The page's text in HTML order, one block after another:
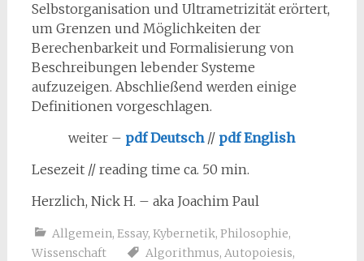
Selbstorganisation und Ultrametrizität erörtert,
um Grenzen und Möglichkeiten der
Berechenbarkeit und Formalisierung von
Beschreibungen lebender Systeme
aufzuzeigen. Abschließend werden einige
Definitionen vorgeschlagen.
weiter – pdf Deutsch// pdf English
Lesezeit // reading time ca. 50 min.
Herzlich, Nick H. – aka Joachim Paul
Allgemein, Essay, Kybernetik, Philosophie,
Wissenschaft
Algorithmus, Autopoiesis,